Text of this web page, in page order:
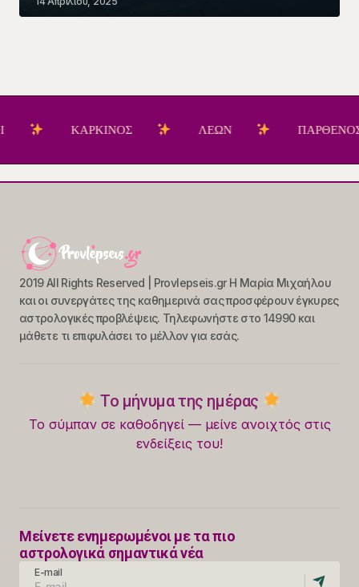
ΚΑΡΚΙΝΟΣ ΛΕΩΝ ΠΑΡΘΕΝΟΣ
2019 All Rights Reserved | Provlepseis.gr Η Μαρία Μιχαήλου
και οι συνεργάτες της καθημερινά σας προσφέρουν έγκυρες
αστρολογικές προβλέψεις. Τηλεφωνήστε στο 14990 και
μάθετε τι επιφυλάσει το μέλλον για εσάς.
Το μήνυμα της ημέρας
Το σύμπαν σε καθοδηγεί — μείνε ανοιχτός στις
ενδείξεις του!
Μείνετε ενημερωμένοι με τα πιο
αστρολογικά σημαντικά νέα
E-mail